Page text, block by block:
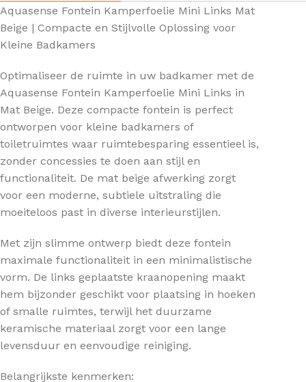
Aquasense Fontein Kamperfoelie Mini Links Mat
Beige | Compacte en Stijlvolle Oplossing voor
Kleine Badkamers
Optimaliseer de ruimte in uw badkamer met de
Aquasense Fontein Kamperfoelie Mini Links in
Mat Beige. Deze compacte fontein is perfect
ontworpen voor kleine badkamers of
toiletruimtes waar ruimtebesparing essentieel is,
zonder concessies te doen aan stijl en
functionaliteit. De mat beige afwerking zorgt
voor een moderne, subtiele uitstraling die
moeiteloos past in diverse interieurstijlen.
Met zijn slimme ontwerp biedt deze fontein
maximale functionaliteit in een minimalistische
vorm. De links geplaatste kraanopening maakt
hem bijzonder geschikt voor plaatsing in hoeken
of smalle ruimtes, terwijl het duurzame
keramische materiaal zorgt voor een lange
levensduur en eenvoudige reiniging.
Belangrijkste kenmerken: